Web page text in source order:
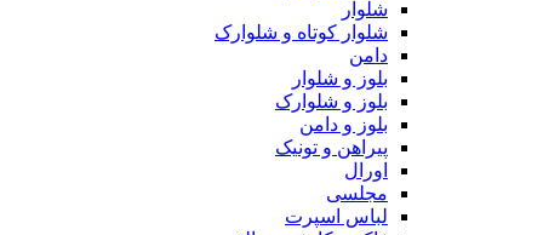
شلوار
شلوار کوتاه و شلوارک
دامن
بلوز و شلوار
بلوز و شلوارک
بلوز و دامن
پیراهن و تونیک
اورال
مجلسی
لباس اسپرت